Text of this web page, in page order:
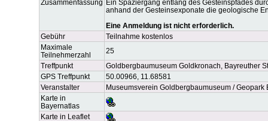
Zusammenfassung Ein Spaziergang entlang des Gesteinspfades
anhand der Gesteinsexponate die geologische
Eine Anmeldung ist nicht erforderlich.
Gebühr
Teilnahme kostenlos
Maximale
Teilnehmerzahl
25
Treffpunkt
Goldbergbaumuseum Goldkronach, Bayreuther
GPS Treffpunkt
50.00966, 11.68581
Veranstalter
Museumsverein Goldbergbaumuseum / Geopark
Karte in
Bayernatlas
Karte in Leaflet